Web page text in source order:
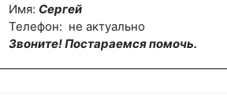
Имя: Сергей
Телефон: не актуально
Звоните! Постараемся помочь.